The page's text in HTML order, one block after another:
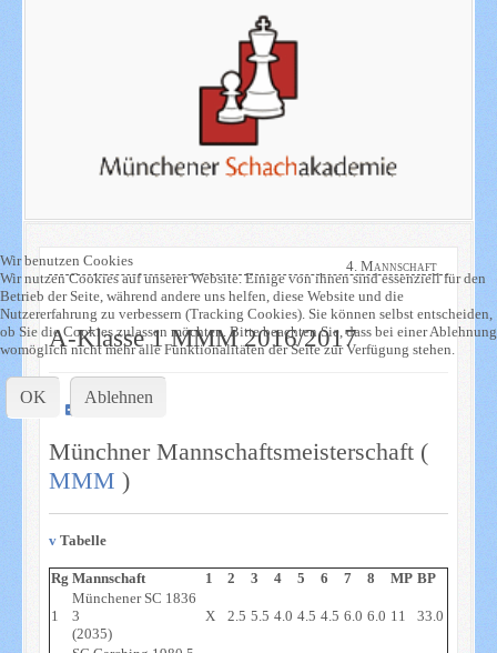
4. Mannschaft
A-Klasse 1 MMM 2016/2017
Münchner Mannschaftsmeisterschaft (
MMM )
v Tabelle
Rg Mannschaft 1 2 3 4 5 6 7 8 MP BP
1
Münchener SC 1836
3
(2035)
X 2.5 5.5 4.0 4.5 4.5 6.0 6.0 11 33.0
Wir benutzen Cookies
Wir nutzen Cookies auf unserer Website. Einige von ihnen sind essenziell für den
Betrieb der Seite, während andere uns helfen, diese Website und die
Nutzererfahrung zu verbessern (Tracking Cookies). Sie können selbst entscheiden,
ob Sie die Cookies zulassen möchten. Bitte beachten Sie, dass bei einer Ablehnung
womöglich nicht mehr alle Funktionalitäten der Seite zur Verfügung stehen.
OK Ablehnen